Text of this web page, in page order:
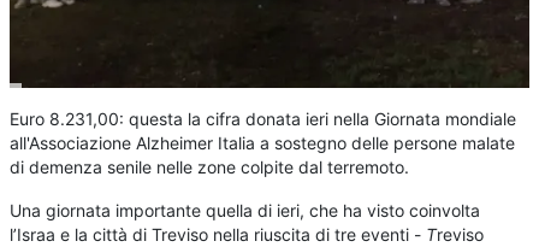
Euro 8.231,00: questa la cifra donata ieri nella Giornata mondiale
all'Associazione Alzheimer Italia a sostegno delle persone malate
di demenza senile nelle zone colpite dal terremoto.
Una giornata importante quella di ieri, che ha visto coinvolta
l’Israa e la città di Treviso nella riuscita di tre eventi - Treviso